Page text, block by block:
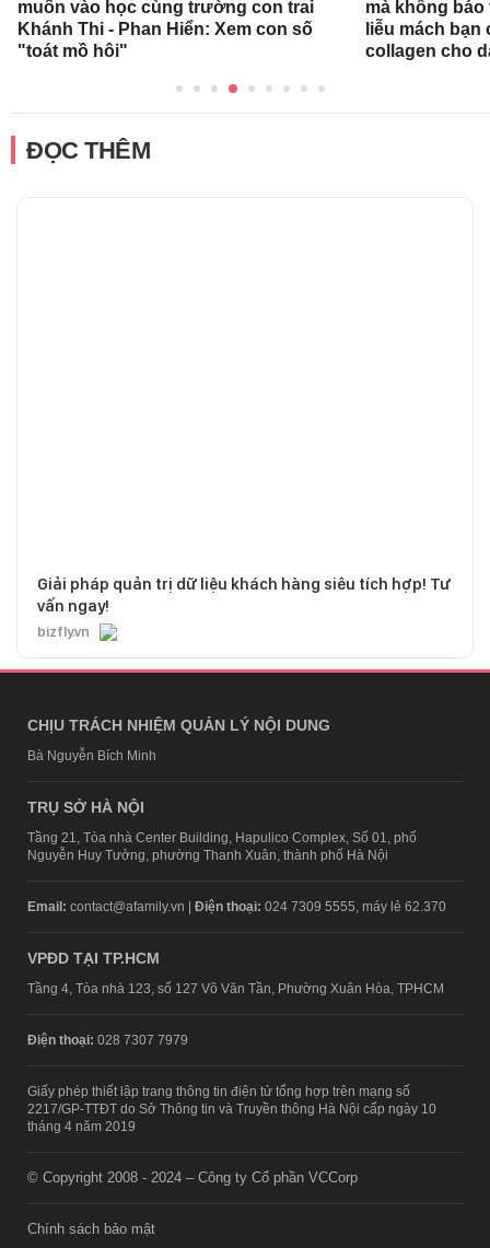
muốn vào học cùng trường con trai
Khánh Thi - Phan Hiển: Xem con số
"toát mồ hôi"
mà không
liễu mách
collagen cho
ĐỌC THÊM
Giải pháp quản trị dữ liệu khách hàng siêu tích hợp! Tư
vấn ngay!
bizfly.vn
CHỊU TRÁCH NHIỆM QUẢN LÝ NỘI DUNG
Bà Nguyễn Bích Minh
TRỤ SỞ HÀ NỘI
Tầng 21, Tòa nhà Center Building, Hapulico Complex, Số 01, phố
Nguyễn Huy Tưởng, phường Thanh Xuân, thành phố Hà Nội
Email: contact@afamily.vn | Điện thoại: 024 7309 5555, máy lẻ 62.370
VPĐD TẠI TP.HCM
Tầng 4, Tòa nhà 123, số 127 Võ Văn Tần, Phường Xuân Hòa, TPHCM
Điện thoại: 028 7307 7979
Giấy phép thiết lập trang thông tin điện tử tổng hợp trên mạng số
2217/GP-TTĐT do Sở Thông tin và Truyền thông Hà Nội cấp ngày 10
tháng 4 năm 2019
© Copyright 2008 - 2024 – Công ty Cổ phần VCCorp
Chính sách bảo mật